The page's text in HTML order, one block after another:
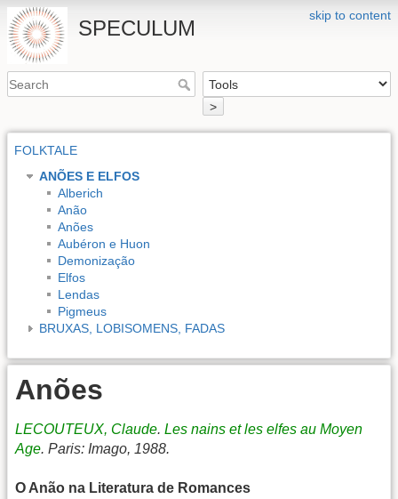
skip to content
SPECULUM
>
FOLKTALE
ANÕES E ELFOS
Alberich
Anão
Anões
Aubéron e Huon
Demonização
Elfos
Lendas
Pigmeus
BRUXAS, LOBISOMENS, FADAS
Anões
LECOUTEUX, Claude. Les nains et les elfes au Moyen
Age. Paris: Imago, 1988.
O Anão na Literatura de Romances